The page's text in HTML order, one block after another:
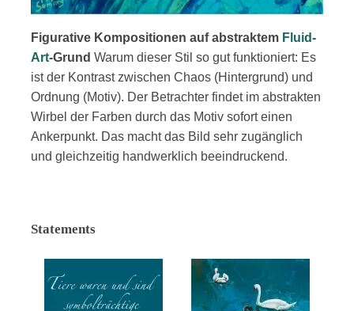
Figurative Kompositionen auf abstraktem Fluid-
Art-Grund Warum dieser Stil so gut funktioniert: Es
ist der Kontrast zwischen Chaos (Hintergrund) und
Ordnung (Motiv). Der Betrachter findet im abstrakten
Wirbel der Farben durch das Motiv sofort einen
Ankerpunkt. Das macht das Bild sehr zugänglich
und gleichzeitig handwerklich beeindruckend.
Statements